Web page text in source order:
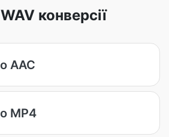
конверсії
AAC
MP4